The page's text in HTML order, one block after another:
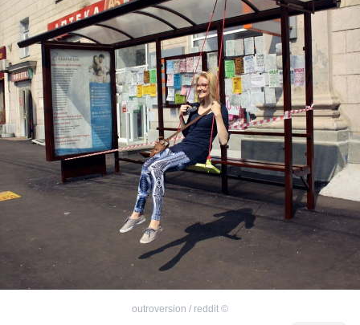
©
outroversion / reddit